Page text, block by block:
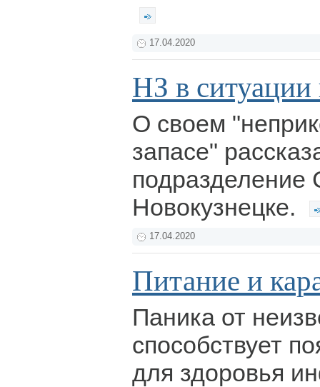
17.04.2020
НЗ в
О своем
запасе"
подразделение
Новокузнецке.
17.04.2020
Питание и
Паника от
способствует
для здоровья